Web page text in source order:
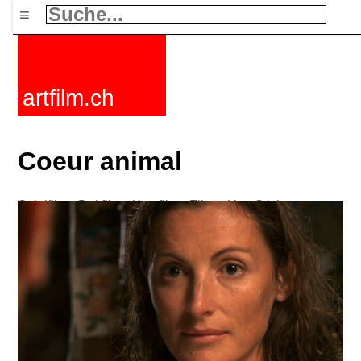
≡
artfilm.ch
Coeur animal
Spielfilme Dokfilme Kurzfilme Filmzyklen Stichworte
F-Rated FAQ Maillist
Warenkorb
Kaufen Aktivieren Abo